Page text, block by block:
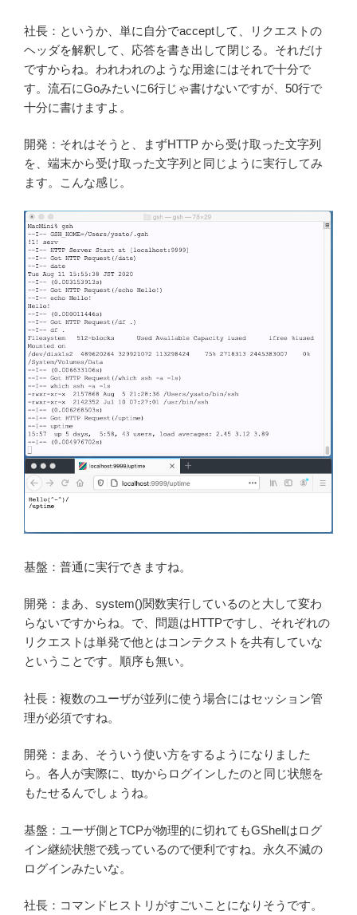
社長：というか、単に自分でacceptして、リクエストの
ヘッダを解釈して、応答を書き出して閉じる。それだけ
ですからね。われわれのような用途にはそれで十分で
す。流石にGoみたいに6行じゃ書けないですが、50行で
十分に書けますよ。
開発：それはそうと、まずHTTP から受け取った文字列
を、端末から受け取った文字列と同じように実行してみ
ます。こんな感じ。
基盤：普通に実行できますね。
開発：まあ、system()関数実行しているのと大して変わ
らないですからね。で、問題はHTTPですし、それぞれの
リクエストは単発で他とはコンテクストを共有していな
ということです。順序も無い。
社長：複数のユーザが並列に使う場合にはセッション管
理が必須ですね。
開発：まあ、そういう使い方をするようになりました
ら。各人が実際に、ttyからログインしたのと同じ状態を
もたせるんでしょうね。
基盤：ユーザ側とTCPが物理的に切れてもGShellはログ
イン継続状態で残っているので便利ですね。永久不滅の
ログインみたいな。
社長：コマンドヒストリがすごいことになりそうです。